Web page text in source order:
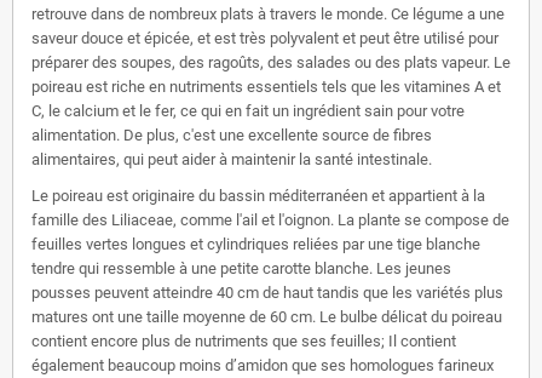
retrouve dans de nombreux plats à travers le monde. Ce légume a une
saveur douce et épicée, et est très polyvalent et peut être utilisé pour
préparer des soupes, des ragoûts, des salades ou des plats vapeur. Le
poireau est riche en nutriments essentiels tels que les vitamines A et
C, le calcium et le fer, ce qui en fait un ingrédient sain pour votre
alimentation. De plus, c'est une excellente source de fibres
alimentaires, qui peut aider à maintenir la santé intestinale.
Le poireau est originaire du bassin méditerranéen et appartient à la
famille des Liliaceae, comme l'ail et l'oignon. La plante se compose de
feuilles vertes longues et cylindriques reliées par une tige blanche
tendre qui ressemble à une petite carotte blanche. Les jeunes
pousses peuvent atteindre 40 cm de haut tandis que les variétés plus
matures ont une taille moyenne de 60 cm. Le bulbe délicat du poireau
contient encore plus de nutriments que ses feuilles; Il contient
également beaucoup moins d’amidon que ses homologues farineux